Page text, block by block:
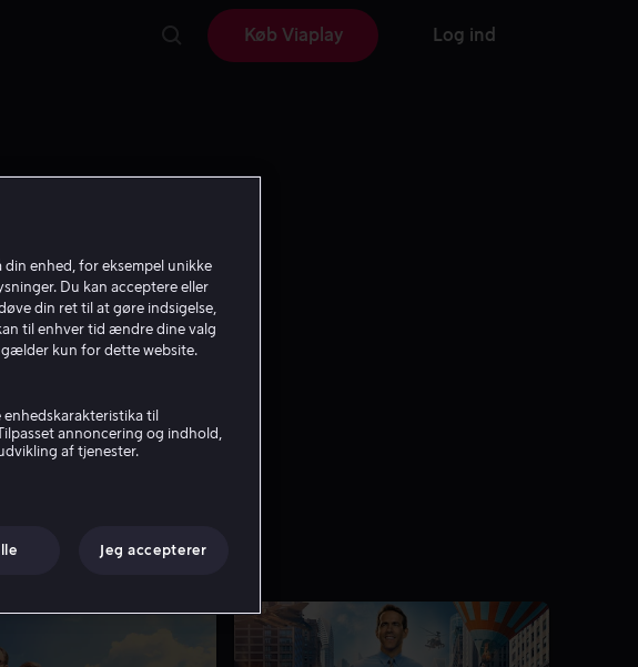
Køb Viaplay Log ind
Filmmager
enhed, for eksempel unikke
Du kan acceptere eller
din ret til at gøre indsigelse,
til enhver tid ændre dine valg
gælder kun for dette website.
til
annoncering og indhold,
af tjenester.
Jeg accepterer